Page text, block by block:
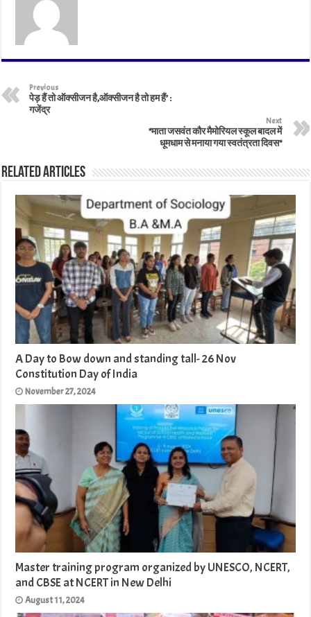
Previous
पेड़ हैं तो ऑक्सीजन है,ऑक्सीजन है तो हम हैं’ :
गजेंद्र
Next
*माता जसवंत कौर मैमोरियल स्कूल बादल में
धूमधाम से मनाया गया स्वतंत्रता दिवस*
Related Articles
A Day to Bow down and standing tall- 26 Nov
Constitution Day of India
November 27, 2024
Master training program organized by UNESCO, NCERT,
and CBSE at NCERT in New Delhi
August 11, 2024